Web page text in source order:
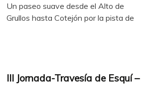
Un paseo suave desde el Alto de
Grullos hasta Cotejón por la pista de
III Jornada-Travesía de Esquí –